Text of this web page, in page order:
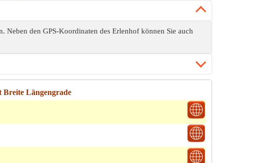
Neben den GPS-Koordinaten des Erlenhof können Sie auch
Breite Längengrade